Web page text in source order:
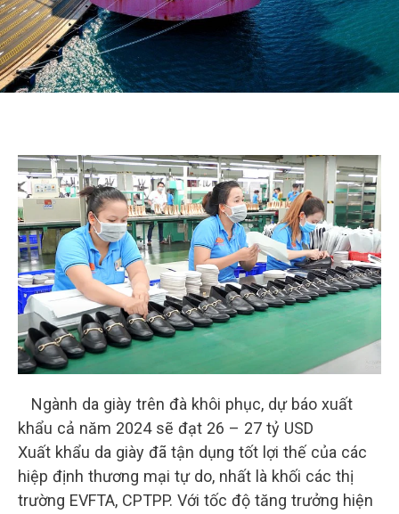
Ngành da giày trên đà khôi phục, dự báo xuất
khẩu cả năm 2024 sẽ đạt 26 – 27 tỷ USD
Xuất khẩu da giày đã tận dụng tốt lợi thế của các
hiệp định thương mại tự do, nhất là khối các thị
trường EVFTA, CPTPP. Với tốc độ tăng trưởng hiện